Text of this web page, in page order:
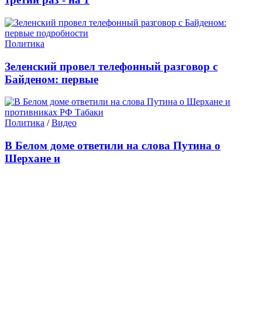
Политика
Зеленский провел телефонный разговор с
Байденом: первые
Политика /Видео
В Белом доме ответили на слова Путина о
Шерхане и